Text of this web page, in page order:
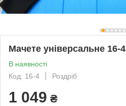
Мачете універсальне 16-4
В наявності
Код: 16-4
Роздріб
1 049 ₴